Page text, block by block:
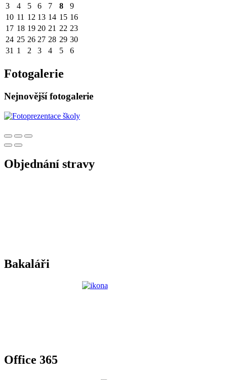
3
4 5 6 7 8
9
10 11 12 13 14 15 16
17 18 19 20 21 22 23
24 25 26 27 28 29 30
31 1 2 3 4 5 6
Fotogalerie
Nejnovější fotogalerie
Objednání stravy
Bakaláři
Office 365